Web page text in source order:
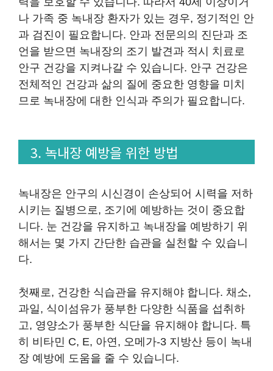
나 가족 중 녹내장 환자가 있는 경우, 정기적인 안
과 검진이 필요합니다. 안과 전문의의 진단과 조
언을 받으면 녹내장의 조기 발견과 적시 치료로
안구 건강을 지켜나갈 수 있습니다. 안구 건강은
전체적인 건강과 삶의 질에 중요한 영향을 미치
므로 녹내장에 대한 인식과 주의가 필요합니다.
3. 녹내장 예방을 위한 방법
녹내장은 안구의 시신경이 손상되어 시력을 저하
시키는 질병으로, 조기에 예방하는 것이 중요합
니다. 눈 건강을 유지하고 녹내장을 예방하기 위
해서는 몇 가지 간단한 습관을 실천할 수 있습니
다.
첫째로, 건강한 식습관을 유지해야 합니다. 채소,
과일, 식이섬유가 풍부한 다양한 식품을 섭취하
고, 영양소가 풍부한 식단을 유지해야 합니다. 특
히 비타민 C, E, 아연, 오메가-3 지방산 등이 녹내
장 예방에 도움을 줄 수 있습니다.